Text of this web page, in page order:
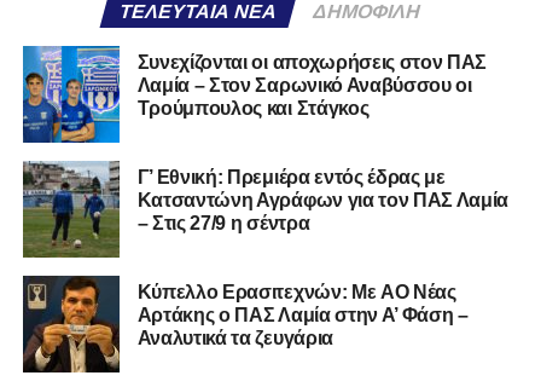
ΤΕΛΕΥΤΑΊΑ ΝΈΑ ΔΗΜΟΦΙΛΉ
Συνεχίζονται οι αποχωρήσεις στον ΠΑΣ
Λαμία – Στον Σαρωνικό Αναβύσσου οι
Τρούμπουλος και Στάγκος
Γ’ Εθνική: Πρεμιέρα εντός έδρας με
Κατσαντώνη Αγράφων για τον ΠΑΣ Λαμία
– Στις 27/9 η σέντρα
Kύπελλο Ερασιτεχνών: Με AO Nέας
Αρτάκης ο ΠΑΣ Λαμία στην Α’ Φάση –
Αναλυτικά τα ζευγάρια